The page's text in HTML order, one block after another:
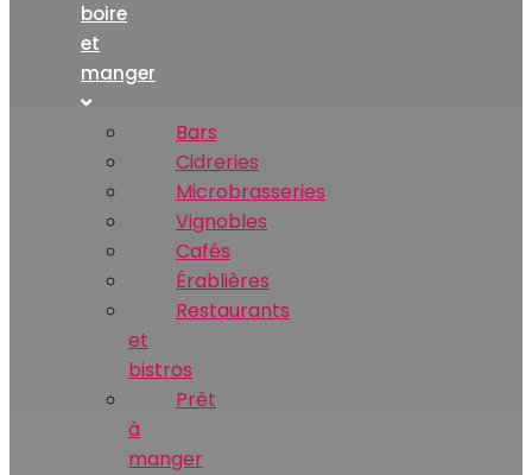
boire
et
manger
Bars
Cidreries
Microbrasseries
Vignobles
Cafés
Érablières
Restaurants
et
bistros
Prêt
à
manger